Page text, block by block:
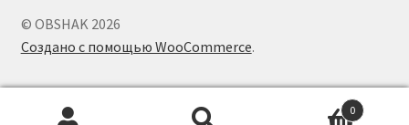
© OBSHAK 2026
Создано с помощью WooCommerce.
0